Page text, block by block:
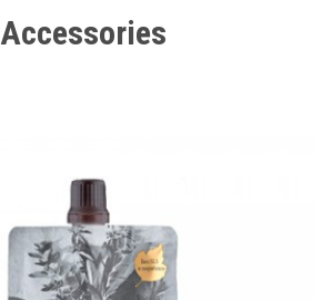
Accessories